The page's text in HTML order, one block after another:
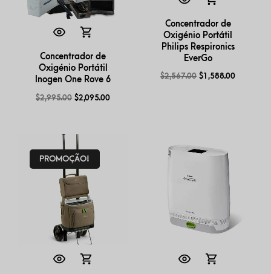
Concentrador de
Oxigénio Portátil
Inogen One Rove 6
$2,995.00 $2,095.00
Concentrador de
Oxigénio Portátil
Philips Respironics
EverGo
$2,567.00 $1,588.00
PROMOÇÃO!